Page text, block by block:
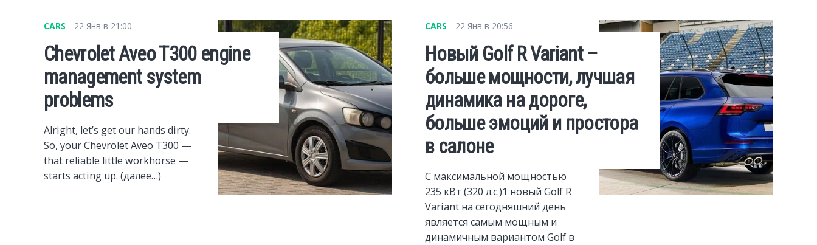
CARS 22 Янв в 21:00
Chevrolet Aveo T300 engine
management system
problems
Alright, let’s get our hands dirty.
So, your Chevrolet Aveo T300 —
that reliable little workhorse —
starts acting up. (далее…)
CARS 22 Янв в 20:56
Новый Golf R Variant –
больше мощности, лучшая
динамика на дороге,
больше эмоций и простора
в салоне
С максимальной мощностью
235 кВт (320 л.с.)1 новый Golf R
Variant на сегодняшний день
является самым мощным и
динамичным вариантом Golf в